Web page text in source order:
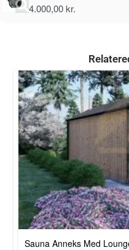
4.000,00kr.
Sauna Anneks Med